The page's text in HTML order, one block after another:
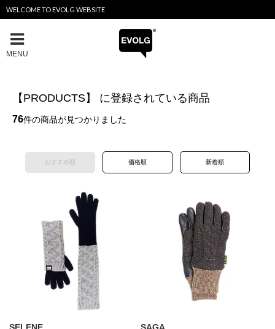
WELCOME TO EVOLG WEBSITE
MENU
【PRODUCTS】 に登録されている商品
76件の商品が見つかりました
おすすめ順 価格順 新着順